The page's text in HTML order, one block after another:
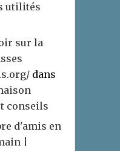
utilités
sur la
dans
conseils
d'amis en
|